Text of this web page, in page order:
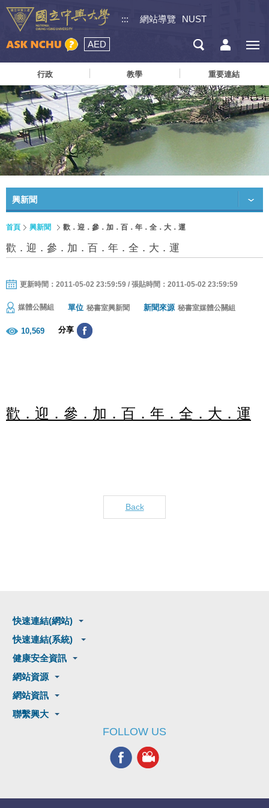
::: 網站導覽 NUST
AED
行政 教學 重要連結
興新聞
首頁 興新聞 歡．迎．參．加．百．年．全．大．運
歡．迎．參．加．百．年．全．大．運
更新時間：2011-05-02 23:59:59 / 張貼時間：2011-05-02 23:59:59
媒體公關組 單位 秘書室興新聞 新聞來源 秘書室媒體公關組
10,569 分享
歡．迎．參．加．百．年．全．大．運
Back
快速連結(網站)
快速連結(系統)
健康安全資訊
網站資源
網站資訊
聯繫興大
FOLLOW US